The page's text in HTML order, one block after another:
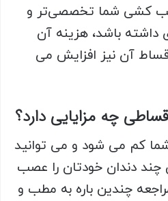
کشی شما تخصصی‌تر و
داشته باشد، هزینه آن
آن نیز افزایش می
چه مزایایی دارد؟
کم می شود و می توانید
دندان خودتان را عصب
چندین باره به مطب و